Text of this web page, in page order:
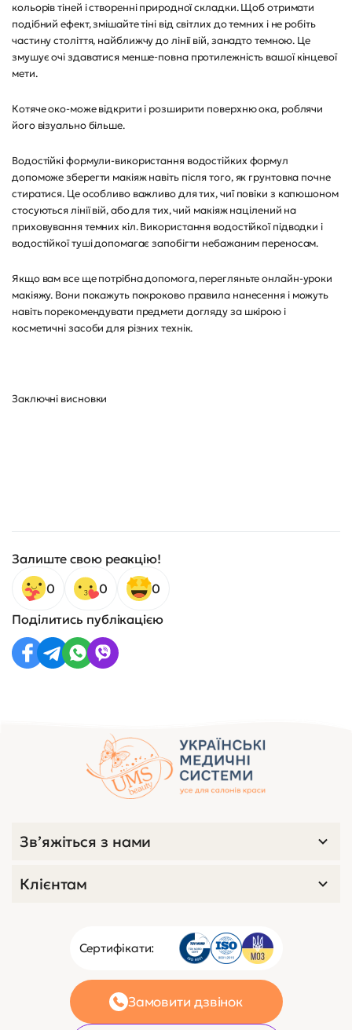
кольорів тіней і створенні природної складки. Щоб отримати
подібний ефект, змішайте тіні від світлих до темних і не робіть
частину століття, найближчу до лінії вій, занадто темною. Це
змушує очі здаватися менше-повна протилежність вашої кінцевої
мети.
Котяче око-може відкрити і розширити поверхню ока, роблячи
його візуально більше.
Водостійкі формули-використання водостійких формул
допоможе зберегти макіяж навіть після того, як грунтовка почне
стиратися. Це особливо важливо для тих, чиї повіки з капюшоном
стосуються лінії вій, або для тих, чий макіяж націлений на
приховування темних кіл. Використання водостійкої підводки і
водостійкої туші допомагає запобігти небажаним переносам.
Якщо вам все ще потрібна допомога, перегляньте онлайн-уроки
макіяжу. Вони покажуть покроково правила нанесення і можуть
навіть порекомендувати предмети догляду за шкірою і
косметичні засоби для різних технік.
Заключні висновки
Залиште свою реакцію!
0
0
0
Поділитись публікацією
Сертифікати:
Замовити дзвінок
Зв’яжіться з нами
Клієнтам